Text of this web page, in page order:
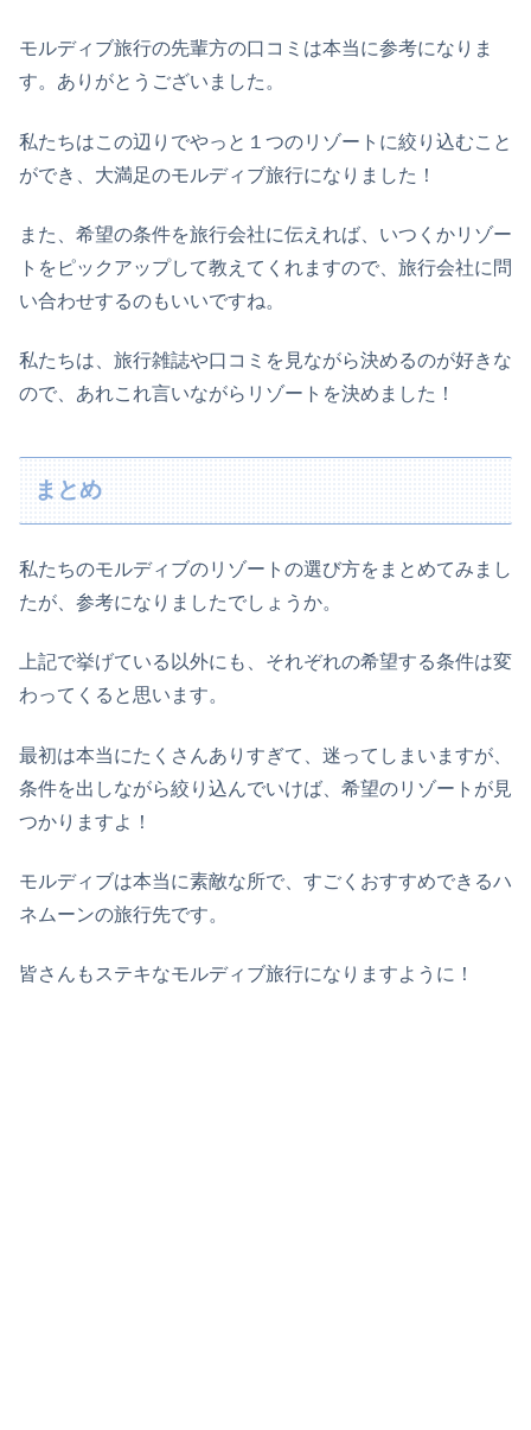
モルディブ旅行の先輩方の口コミは本当に参考になりま
す。ありがとうございました。
私たちはこの辺りでやっと１つのリゾートに絞り込むこと
ができ、大満足のモルディブ旅行になりました！
また、希望の条件を旅行会社に伝えれば、いつくかリゾー
トをピックアップして教えてくれますので、旅行会社に問
い合わせするのもいいですね。
私たちは、旅行雑誌や口コミを見ながら決めるのが好きな
ので、あれこれ言いながらリゾートを決めました！
まとめ
私たちのモルディブのリゾートの選び方をまとめてみまし
たが、参考になりましたでしょうか。
上記で挙げている以外にも、それぞれの希望する条件は変
わってくると思います。
最初は本当にたくさんありすぎて、迷ってしまいますが、
条件を出しながら絞り込んでいけば、希望のリゾートが見
つかりますよ！
モルディブは本当に素敵な所で、すごくおすすめできるハ
ネムーンの旅行先です。
皆さんもステキなモルディブ旅行になりますように！